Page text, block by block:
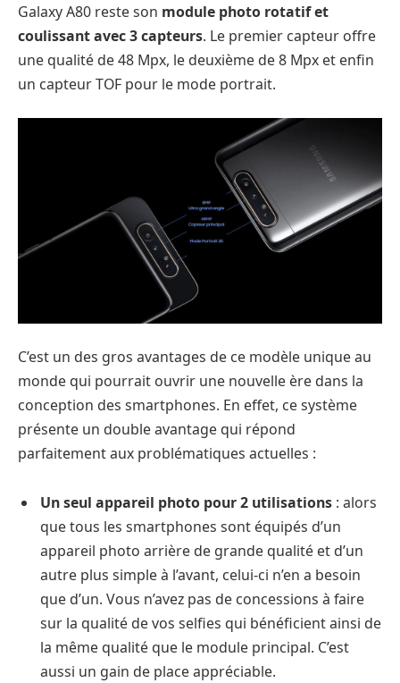
Galaxy A80 reste son module photo rotatif et
coulissant avec 3 capteurs. Le premier capteur offre
une qualité de 48 Mpx, le deuxième de 8 Mpx et enfin
un capteur TOF pour le mode portrait.
C’est un des gros avantages de ce modèle unique au
monde qui pourrait ouvrir une nouvelle ère dans la
conception des smartphones. En effet, ce système
présente un double avantage qui répond
parfaitement aux problématiques actuelles :
Un seul appareil photo pour 2 utilisations : alors
que tous les smartphones sont équipés d’un
appareil photo arrière de grande qualité et d’un
autre plus simple à l’avant, celui-ci n’en a besoin
que d’un. Vous n’avez pas de concessions à faire
sur la qualité de vos selfies qui bénéficient ainsi de
la même qualité que le module principal. C’est
aussi un gain de place appréciable.